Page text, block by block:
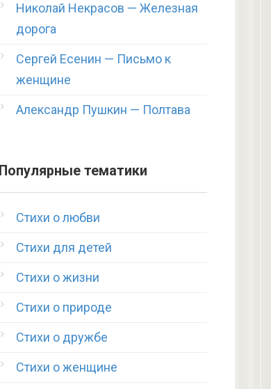
Николай Некрасов — Железная
дорога
Сергей Есенин — Письмо к
женщине
Александр Пушкин — Полтава
Популярные тематики
Стихи о любви
Стихи для детей
Стихи о жизни
Стихи о природе
Стихи о дружбе
Стихи о женщине